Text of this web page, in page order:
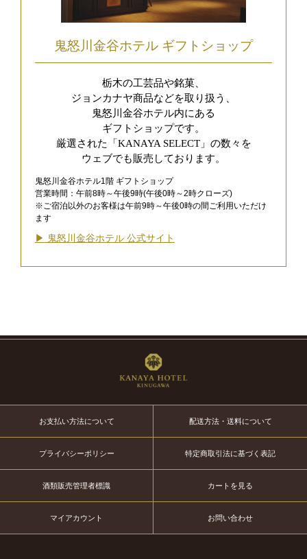
鬼怒川金谷ホテル ギフトショップ
栃木の工芸品や銘菓、
ジョンカナヤ商品などを取り扱う、
鬼怒川金谷ホテル内にある
ギフトショップです。
厳選された「KANAYA SELECT」の数々を
ウェブでも販売しております。
鬼怒川金谷ホテル1階 ギフトショップ
営業時間：午前8時～午後9時(午後0時～2時クローズ)
※ご宿泊以外のお客様は午前9時～午後0時の間ご利用いただけ
ます
▶︎ 鬼怒川金谷ホテル 公式サイト
お支払い方法について 配送方法・送料について
プライバシーポリシー 特定商取引法に基づく表記
酒類販売管理者標識 カートを見る
マイアカウント お問い合わせ